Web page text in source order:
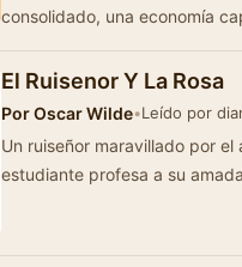
consolidado, una economía
expansión, una sociedad
El Ruisenor Y La Rosa
PorOscar Wilde•Leído por
Un ruiseñor maravillado por el
estudiante profesa a su